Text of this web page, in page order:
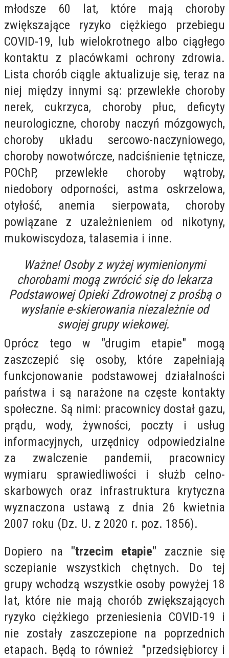
młodsze 60 lat, które mają choroby
zwiększające ryzyko ciężkiego przebiegu
COVID-19, lub wielokrotnego albo ciągłego
kontaktu z placówkami ochrony zdrowia.
Lista chorób ciągle aktualizuje się, teraz na
niej między innymi są: przewlekłe choroby
nerek, cukrzyca, choroby płuc, deficyty
neurologiczne, choroby naczyń mózgowych,
choroby układu sercowo-naczyniowego,
choroby nowotwórcze, nadciśnienie tętnicze,
POChP, przewlekłe choroby wątroby,
niedobory odporności, astma oskrzelowa,
otyłość, anemia sierpowata, choroby
powiązane z uzależnieniem od nikotyny,
mukowiscydoza, talasemia i inne.
Ważne! Osoby z wyżej wymienionymi
chorobami mogą zwrócić się do lekarza
Podstawowej Opieki Zdrowotnej z prośbą o
wysłanie e-skierowania niezależnie od
swojej grupy wiekowej.
Oprócz tego w "drugim etapie" mogą
zaszczepić się osoby, które zapełniają
funkcjonowanie podstawowej działalności
państwa i są narażone na częste kontakty
społeczne. Są nimi: pracownicy dostał gazu,
prądu, wody, żywności, poczty i usług
informacyjnych, urzędnicy odpowiedzialne
za zwalczenie pandemii, pracownicy
wymiaru sprawiedliwości i służb celno-
skarbowych oraz infrastruktura krytyczna
wyznaczona ustawą z dnia 26 kwietnia
2007 roku (Dz. U. z 2020 r. poz. 1856).
Dopiero na "trzecim etapie" zacznie się
sczepianie wszystkich chętnych. Do tej
grupy wchodzą wszystkie osoby powyżej 18
lat, które nie mają chorób zwiększających
ryzyko ciężkiego przeniesienia COVID-19 i
nie zostały zaszczepione na poprzednich
etapach. Będą to również
"przedsiębiorcy i